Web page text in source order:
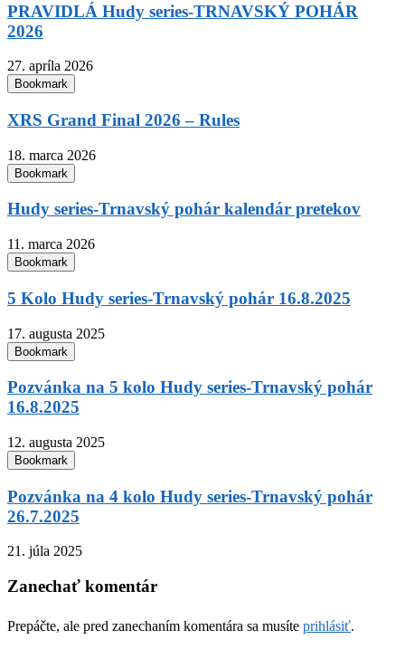
PRAVIDLÁ Hudy series-TRNAVSKÝ POHÁR
2026
27. apríla 2026
Bookmark
XRS Grand Final 2026 – Rules
18. marca 2026
Bookmark
Hudy series-Trnavský pohár kalendár pretekov
11. marca 2026
Bookmark
5 Kolo Hudy series-Trnavský pohár 16.8.2025
17. augusta 2025
Bookmark
Pozvánka na 5 kolo Hudy series-Trnavský pohár
16.8.2025
12. augusta 2025
Bookmark
Pozvánka na 4 kolo Hudy series-Trnavský pohár
26.7.2025
21. júla 2025
Zanechať komentár
Prepáčte, ale pred zanechaním komentára sa musíte prihlásiť.